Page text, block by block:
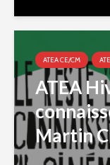
ATEA CE/CM
ATEA
Martin